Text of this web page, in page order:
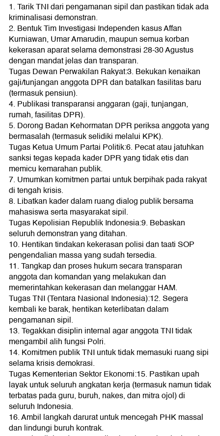
1. Tarik TNI dari pengamanan sipil dan pastikan tidak ada
kriminalisasi demonstran.
2. Bentuk Tim Investigasi Independen kasus Affan
Kurniawan, Umar Amarudin, maupun semua korban
kekerasan aparat selama demonstrasi 28-30 Agustus
dengan mandat jelas dan transparan.
Tugas Dewan Perwakilan Rakyat:3. Bekukan kenaikan
gaji/tunjangan anggota DPR dan batalkan fasilitas baru
(termasuk pensiun).
4. Publikasi transparansi anggaran (gaji, tunjangan,
rumah, fasilitas DPR).
5. Dorong Badan Kehormatan DPR periksa anggota yang
bermasalah (termasuk selidiki melalui KPK).
Tugas Ketua Umum Partai Politik:6. Pecat atau jatuhkan
sanksi tegas kepada kader DPR yang tidak etis dan
memicu kemarahan publik.
7. Umumkan komitmen partai untuk berpihak pada rakyat
di tengah krisis.
8. Libatkan kader dalam ruang dialog publik bersama
mahasiswa serta masyarakat sipil.
Tugas Kepolisian Republik Indonesia:9. Bebaskan
seluruh demonstran yang ditahan.
10. Hentikan tindakan kekerasan polisi dan taati SOP
pengendalian massa yang sudah tersedia.
11. Tangkap dan proses hukum secara transparan
anggota dan komandan yang melakukan dan
memerintahkan kekerasan dan melanggar HAM.
Tugas TNI (Tentara Nasional Indonesia):12. Segera
kembali ke barak, hentikan keterlibatan dalam
pengamanan sipil.
13. Tegakkan disiplin internal agar anggota TNI tidak
mengambil alih fungsi Polri.
14. Komitmen publik TNI untuk tidak memasuki ruang sipi
selama krisis demokrasi.
Tugas Kementerian Sektor Ekonomi:15. Pastikan upah
layak untuk seluruh angkatan kerja (termasuk namun tidak
terbatas pada guru, buruh, nakes, dan mitra ojol) di
seluruh Indonesia.
16. Ambil langkah darurat untuk mencegah PHK massal
dan lindungi buruh kontrak.